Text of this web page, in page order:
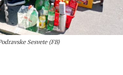
Sesvete (FB)